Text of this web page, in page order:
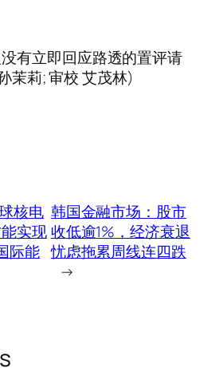
有立即回应路透的置评请
茉莉; 审校 艾茂林)
核电
实现
际能
韩国金融市场：股市
收低逾1%，经济衰退
忧虑拖累周线连四跌
→